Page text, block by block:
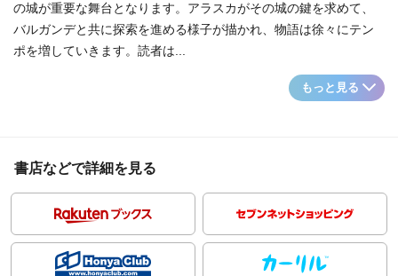
の城が重要な舞台となります。アラスカがその城の鍵を求めて、
バルガンデと共に探索を進める様子が描かれ、物語は徐々にテン
ポを増していきます。読者は...
もっと見る
書店などで詳細を見る